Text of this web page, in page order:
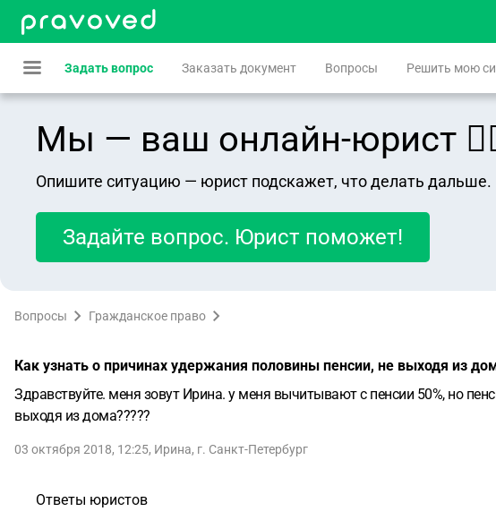
Задать вопрос Заказать документ Вопросы Решить мою
Мы — ваш онлайн-юрист
Опишите ситуацию — юрист подскажет, что делать дальше.
Задайте вопрос. Юрист поможет!
Вопросы Гражданское право
Как узнать о причинах удержания половины пенсии, не выходя из
Здравствуйте. меня зовут Ирина. у меня вычитывают с пенсии 50%, но
выходя из дома?????
03 октября 2018, 12:25, Ирина, г. Санкт-Петербург
Ответы юристов